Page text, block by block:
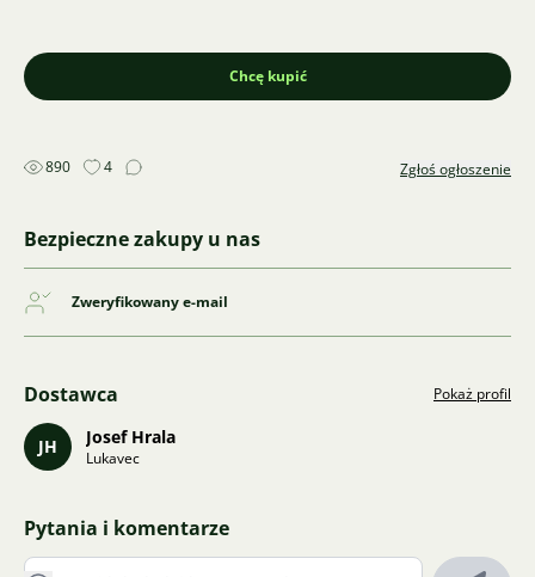
Chcę kupić
890 4 Zgłoś ogłoszenie
Bezpieczne zakupy u nas
Zweryfikowany e-mail
Dostawca Pokaż profil
JH Josef Hrala
Lukavec
Pytania i komentarze